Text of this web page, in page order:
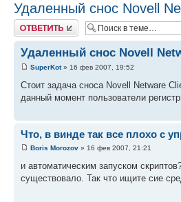
Удаленный снос Novell
Ответить
Удаленный снос Novell
SuperKot» 16 фев 2007, 19:52
Стоит задача сноса Novell Netware
данный момент пользователи
Что, в винде так все плохо с
Boris Morozov » 16 фев 2007, 21:21
и автоматическим запуском
существовало. Так что ищите сие